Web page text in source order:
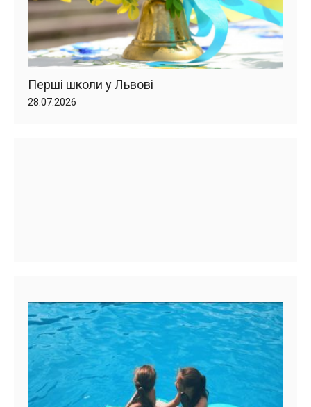
Перші школи у Львові
28.07.2026